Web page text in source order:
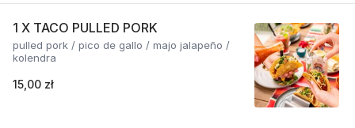
1 X TACO PULLED PORK
pulled pork / pico de gallo / majo jalapeño /
kolendra
15,00 zł